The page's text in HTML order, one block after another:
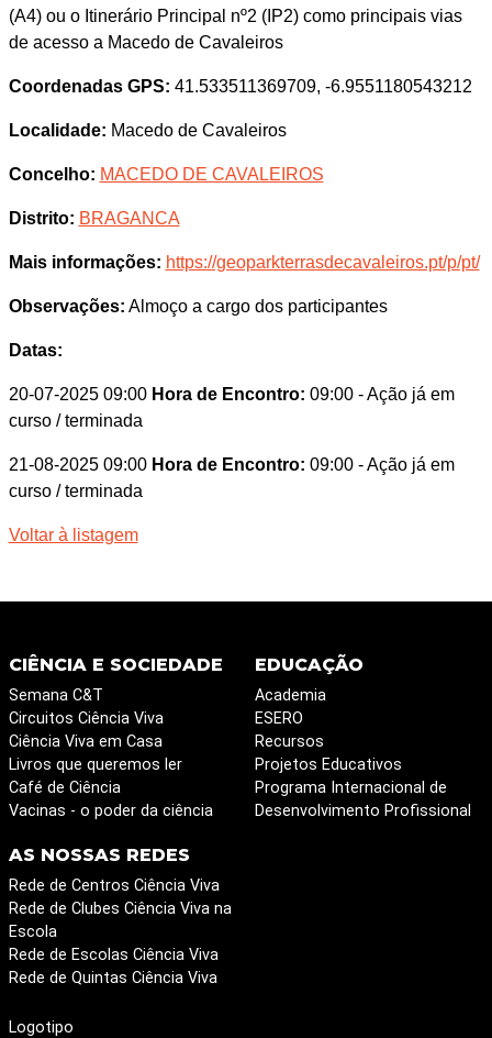
(A4) ou o Itinerário Principal nº2 (IP2) como principais vias
de acesso a Macedo de Cavaleiros
Coordenadas GPS: 41.533511369709, -6.9551180543212
Localidade: Macedo de Cavaleiros
Concelho: MACEDO DE CAVALEIROS
Distrito: BRAGANCA
Mais informações: https://geoparkterrasdecavaleiros.pt/p/pt/
Observações: Almoço a cargo dos participantes
Datas:
20-07-2025 09:00 Hora de Encontro: 09:00 - Ação já em
curso / terminada
21-08-2025 09:00 Hora de Encontro: 09:00 - Ação já em
curso / terminada
Voltar à listagem
CIÊNCIA E SOCIEDADE
Semana C&T
Circuitos Ciência Viva
Ciência Viva em Casa
Livros que queremos ler
Café de Ciência
Vacinas - o poder da ciência
EDUCAÇÃO
Academia
ESERO
Recursos
Projetos Educativos
Programa Internacional de
Desenvolvimento Profissional
AS NOSSAS REDES
Rede de Centros Ciência Viva
Rede de Clubes Ciência Viva na
Escola
Rede de Escolas Ciência Viva
Rede de Quintas Ciência Viva
Logotipo